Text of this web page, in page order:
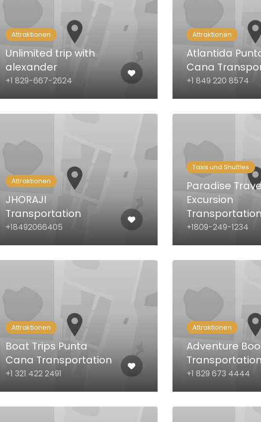
Attraktionen
Unlimited trip with
alexander
+1 829-667-2624
Attraktionen
Atlantida
Cana
+1 849 220 8574
Attraktionen
JHORAJI
Transportation
+18492066405
Taxis und Shuttles
Paradise
Excursion
Transportation
+1809-249-1234‬
Attraktionen
Boat Trips Punta
Cana Transportation
+1 321 422 2491
Attraktionen
Adventure
Transportation
+1 829 673 4444